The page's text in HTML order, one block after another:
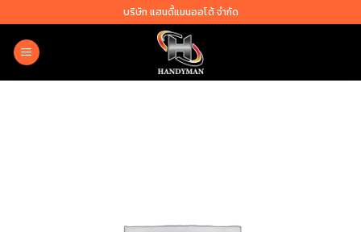
to
content
บริษัท แฮนดี้แมนออโต้ จำกัด